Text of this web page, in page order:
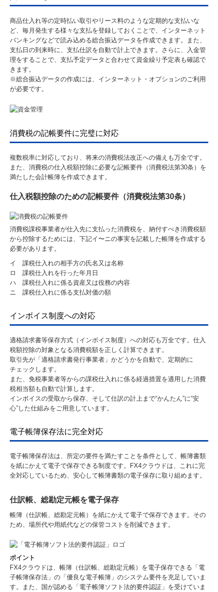
商品仕入れ等の定時払い取引やリース料のような定期的な支払いな
ど、毎月発生する様々な支払を登録しておくことで、インターネット
バンキングなどで読み込める総合振込データを作成できます。また、
支払日の到来時に、支払仕訳を自動で計上できます。さらに、入金管
理をすることで、支払予定データと合わせて資金繰り予定表も確認で
きます。
※総合振込データの作成には、インターネット・オプションのご利用
が必要です。
消費税の記帳要件に完璧に対応
複数税率に対応しており、将来の消費税法改正への備えも万全です。
また、消費税の仕入税額控除に必要な記帳要件（消費税法第30条）を
満たした会計帳簿を作成できます。
仕入税額控除のための記帳要件（消費税法第30条）
消費税課税事業者が仕入先に支払った消費税を、納付すべき消費税額
から控除するためには、下記イ〜ニの事実を記載した帳簿を作成する
必要があります。
イ 課税仕入れの相手方の氏名又は名称
ロ 課税仕入れを行った年月日
ハ 課税仕入れに係る資産又は役務の内容
ニ 課税仕入れに係る支払対価の額
インボイス制度への対応
適格請求書等保存方式（インボイス制度）への対応も万全です。仕入
税額控除の対象となる消費税額を正しく計算できます。
取引先が「適格請求書発行事業者」かどうかを自動で、定期的に
チェックします。
また、免税事業者等からの課税仕入れに係る経過措置を適用した消費
税相当額も自動で計算します。
インボイスの受取から保存、そして仕訳の計上まで“かんたん”に“安
心”した仕組みをご用意しています。
電子帳簿保存法に完全対応
電子帳簿保存法は、所定の要件を満たすことを条件として、帳簿書類
を紙にかえて電子で保存できる制度です。FX4クラウドは、これに完
全対応しているため、安心して帳簿書類の電子保存に取り組めます。
仕訳帳、総勘定元帳を電子保存
帳簿（仕訳帳、総勘定元帳）を紙にかえて電子で保存できます。その
ため、場所代や用紙代などの保管コストを削減できます。
ポイント
FX4クラウドは、帳簿（仕訳帳、総勘定元帳）を電子保存できる「電
子帳簿保存法」の「優良な電子帳簿」のシステム要件を充足していま
す。また、国が認める「電子帳簿ソフト法的要件認証」を受けていま